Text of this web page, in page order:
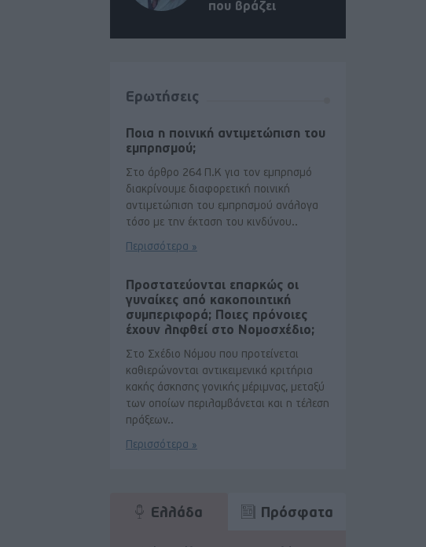
που βράζει
Ερωτήσεις
Ποια η ποινική αντιμετώπιση του
εμπρησμού;
Στο άρθρο 264 Π.Κ για τον εμπρησμό
διακρίνουμε διαφορετική ποινική
αντιμετώπιση του εμπρησμού ανάλογα
τόσο με την έκταση του κινδύνου..
Περισσότερα »
Προστατεύονται επαρκώς οι
γυναίκες από κακοποιητική
συμπεριφορά; Ποιες πρόνοιες
έχουν ληφθεί στο Νομοσχέδιο;
Στο Σχέδιο Νόμου που προτείνεται
καθιερώνονται αντικειμενικά κριτήρια
κακής άσκησης γονικής μέριμνας, μεταξύ
των οποίων περιλαμβάνεται και η τέλεση
πράξεων..
Περισσότερα »
Ελλάδα Πρόσφατα